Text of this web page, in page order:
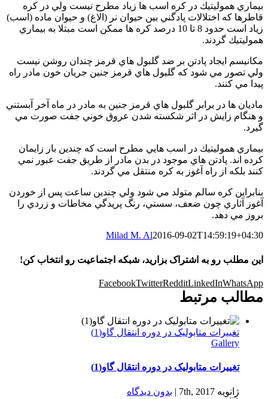
بيماري هموليتيك در كره اسب ها زياد مطرح نيست ولي در كره
قاطرها كه اختلالات پادگني بين حيوان نر (الاغ) و حيوان ماده (اسب)
زياد است حدود 8 تا 10 درصد كره ها ممكن است مبتلا به بيماري
هموليتيك گردند.
مكانيسم ايجاد پادتن بر ضد گلبول هاي قرمز چندان روشن نيست
ولي تصور مي شود كه گلبول هاي قرمز جنين جريان خون مادر راه
پيدا مي كنند.
ماديان ها در برابر گلبول هاي قرمز جنين به مادر در ماه آخر آبستني
و هنگام زايش در اثر شكسته شدن عروق خوني جفت صورت مي
گيرد.
بيماري هموليتيك در اسب هايي مطرح است كه چندين بار زايمان
كرده اند. پادتن هاي موجود در بدن مادر از طريق جفت عبور نمي
كنند بلكه از راه آغوز به كره منتقل مي گردند.
بنابراين كره سالم متولد مي شود ولي چندين ساعت پس از خوردن
آغوز آثاري چون ضعف، سستي، رنگ پريدگي مخاطات و زردي را
بروز مي دهد.
Milad M. Al2016-09-02T14:59:19+04:30
این مطلب رو به اشتراک بزارید، شبکه اجتماعیت رو انتخاب کن!
FacebookTwitterRedditLinkedInWhatsApp
مطالب مرتبط
تغییرات متابولیک در دوره انتقال گاو(1)
Gallery
تغییرات متابولیک در دوره انتقال گاو(1)
ژانویه 7th, 2017 | بدون ديدگاه